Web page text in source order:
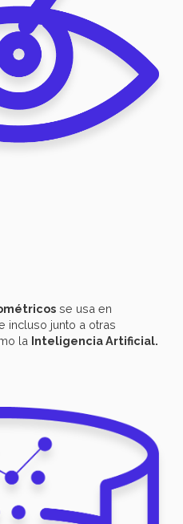
se usa en
incluso junto a otras
la Inteligencia Artificial.